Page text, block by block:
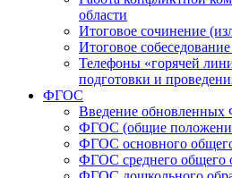
области
Итоговое сочинение
Итоговое
Телефоны «горячей
подготовки и
ФГОС
Введение
ФГОС (общие
ФГОС основного
ФГОС среднего общего